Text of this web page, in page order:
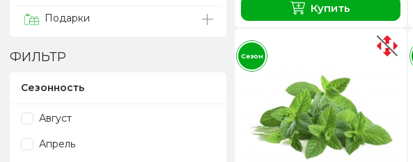
Подарки
ФИЛЬТР
Сезонность
Август
Апрель
Купить
Сезон